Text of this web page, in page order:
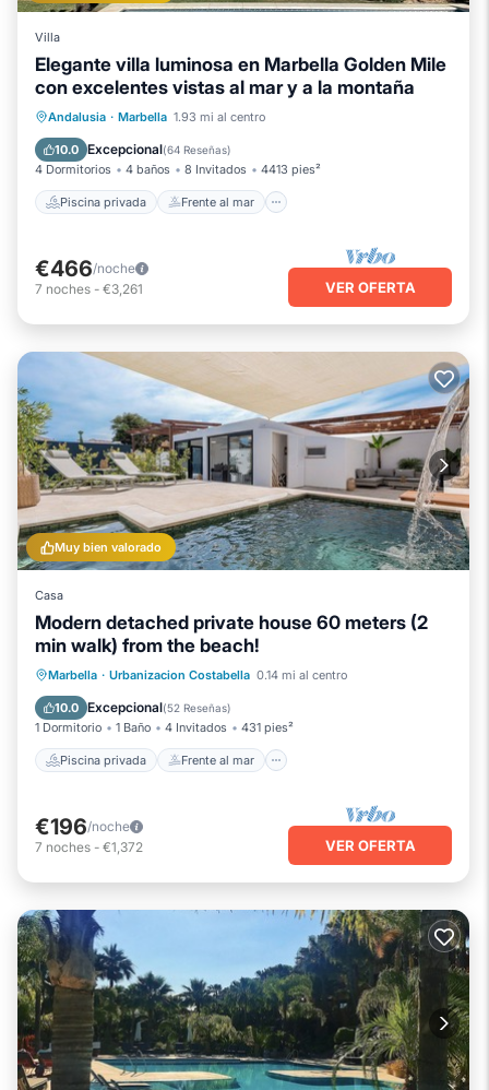
Villa
Elegante villa luminosa en Marbella Golden Mile
con excelentes vistas al mar y a la montaña
Andalusia · Marbella 1.93 mi al centro
10.0 Excepcional(64 Reseñas)
4 Dormitorios 4 baños 8 Invitados 4413 pies²
Piscina privada Frente al mar
Piscina privada
Frente al mar
Aparcamiento
€466/noche
7 noches - €3,261 VER OFERTA
Muy bien valorado
Casa
Modern detached private house 60 meters (2
min walk) from the beach!
Marbella · Urbanizacion Costabella 0.14 mi al centro
10.0 Excepcional(52 Reseñas)
1 Dormitorio 1 Baño 4 Invitados 431 pies²
Piscina privada Frente al mar
Piscina privada
Frente al mar
Aparcamiento
€196/noche
7 noches - €1,372 VER OFERTA